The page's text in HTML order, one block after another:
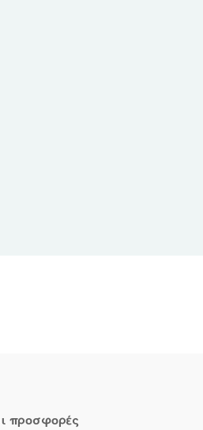
προσφορές